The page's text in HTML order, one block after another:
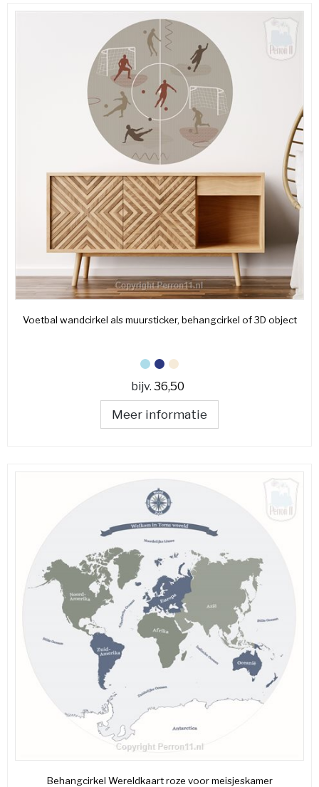
Voetbal wandcirkel als muursticker, behangcirkel of 3D object
bijv. 36,50
Meer informatie
Behangcirkel Wereldkaart roze voor meisjeskamer